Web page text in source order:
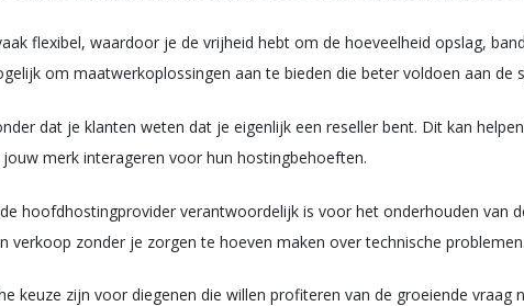
flexibel, waardoor je de vrijheid hebt om de hoeveelheid opslag,
om maatwerkoplossingen aan te bieden die beter voldoen aan de
dat je klanten weten dat je eigenlijk een reseller bent. Dit kan
merk interageren voor hun hostingbehoeften.
hoofdhostingprovider verantwoordelijk is voor het onderhouden van
verkoop zonder je zorgen te hoeven maken over technische problemen.
keuze zijn voor diegenen die willen profiteren van de groeiende vraag